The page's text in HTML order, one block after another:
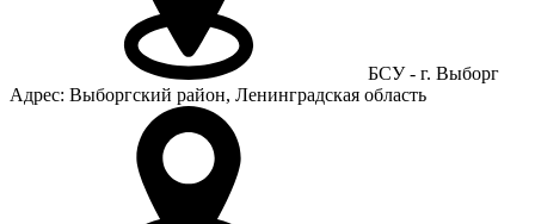
БСУ - г. Выборг
Адрес: Выборгский район, Ленинградская область